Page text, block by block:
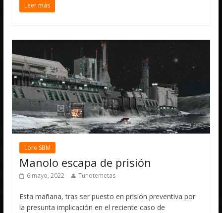
Leer más
Lore SBM
Manolo escapa de prisión
6 mayo, 2022 Tunotemetas
Esta mañana, tras ser puesto en prisión preventiva por
la presunta implicación en el reciente caso de